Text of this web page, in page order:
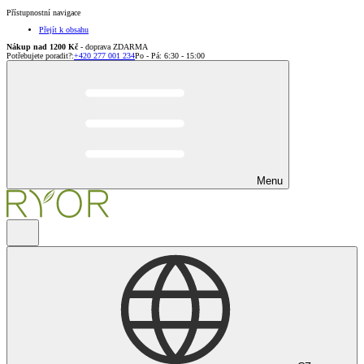
Přístupnostní navigace
Přejít k obsahu
Nákup nad 1200 Kč - doprava ZDARMA
Potřebujete poradit?:+420 277 001 234Po - Pá: 6:30 - 15:00
Menu